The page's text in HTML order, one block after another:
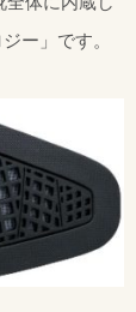
ー」です。